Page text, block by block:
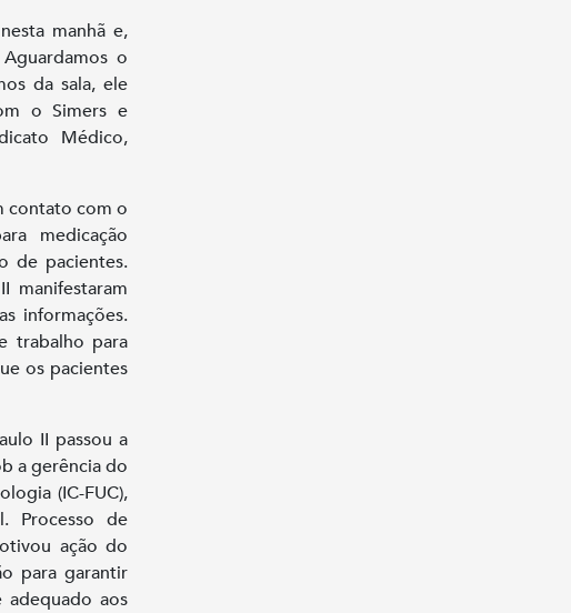
manhã e,
o
da sala, ele
o Simers e
Médico,
contato com o
medicação
de pacientes.
manifestaram
informações.
trabalho para
os pacientes
II passou a
a gerência do
(IC-FUC),
Processo de
ação do
para garantir
aos